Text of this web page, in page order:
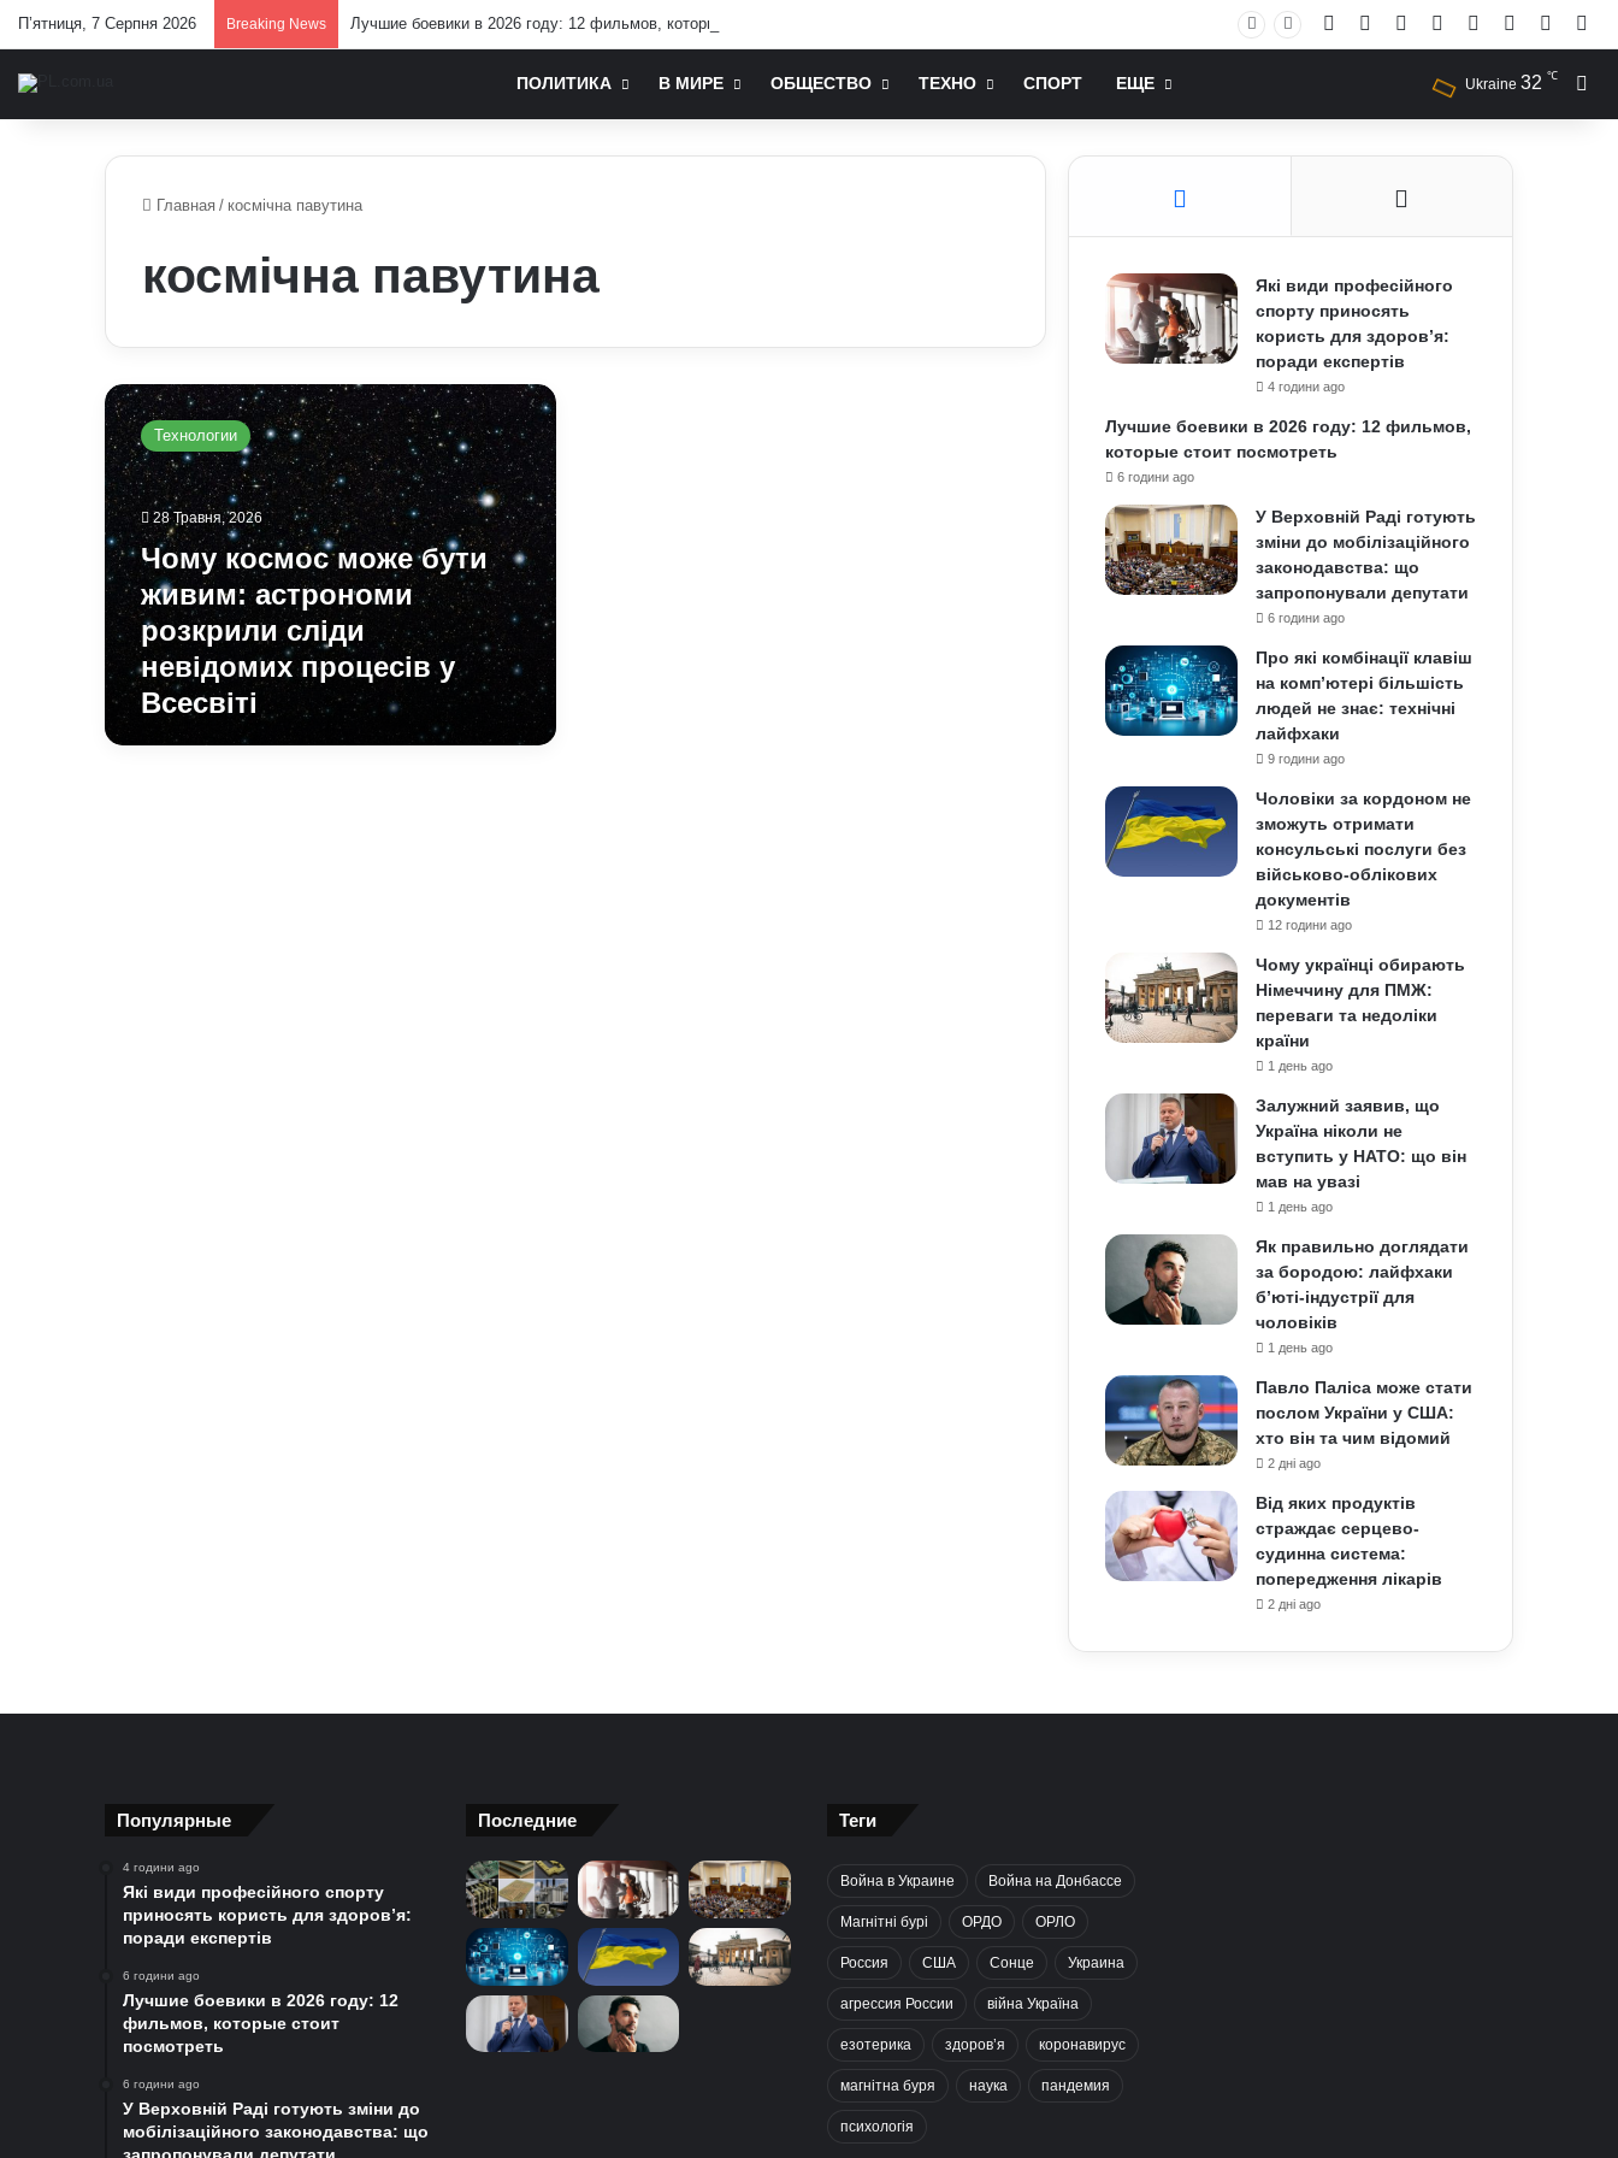
П’ятниця, 7 Серпня 2026 Breaking News Лучшие боевики в 2026 году: 12 фильмов, которые стоит посмотреть Facebook YouTubeInstagram
RSS Log In
ПОЛИТИКА В МИРЕ ОБЩЕСТВО ТЕХНО СПОРТ ЕЩЕ Ukraine 32 ℃
Главная / космічна павутина
космічна павутина
Чому
космос
може
бути
живим:
астрономи
розкрили
сліди
невідомих
процесів
Всесвіті
Технологии
28 Травня, 2026
Чому космос може бути
живим: астрономи
розкрили сліди
невідомих процесів у
Всесвіті
Які види професійного
спорту приносять
користь для здоров’я:
поради експертів
4 години ago
Лучшие боевики в 2026 году: 12 фильмов,
которые стоит посмотреть
6 години ago
У Верховній Раді готують
зміни до мобілізаційного
законодавства: що
запропонували депутати
6 години ago
Про які комбінації клавіш
на комп’ютері більшість
людей не знає: технічні
лайфхаки
9 години ago
Чоловіки за кордоном не
зможуть отримати
консульські послуги без
військово-облікових
документів
12 години ago
Чому українці обирають
Німеччину для ПМЖ:
переваги та недоліки
країни
1 день ago
Залужний заявив, що
Україна ніколи не
вступить у НАТО: що він
мав на увазі
1 день ago
Як правильно доглядати
за бородою: лайфхаки
б’юті-індустрії для
чоловіків
1 день ago
Павло Паліса може стати
послом України у США:
хто він та чим відомий
2 дні ago
Від яких продуктів
страждає серцево-
судинна система:
попередження лікарів
2 дні ago
Популярные
4 години ago
Які види професійного спорту
приносять користь для здоров’я:
поради експертів
6 години ago
Лучшие боевики в 2026 году: 12
фильмов, которые стоит
посмотреть
6 години ago
У Верховній Раді готують зміни до
мобілізаційного законодавства: що
Последние Теги
Война в Украине Война на Донбассе
Магнітні бурі ОРДО ОРЛО
Россия США Сонце Украина
агрессия России війна Україна
езотерика здоров’я коронавирус
магнітна буря наука пандемия
психологія